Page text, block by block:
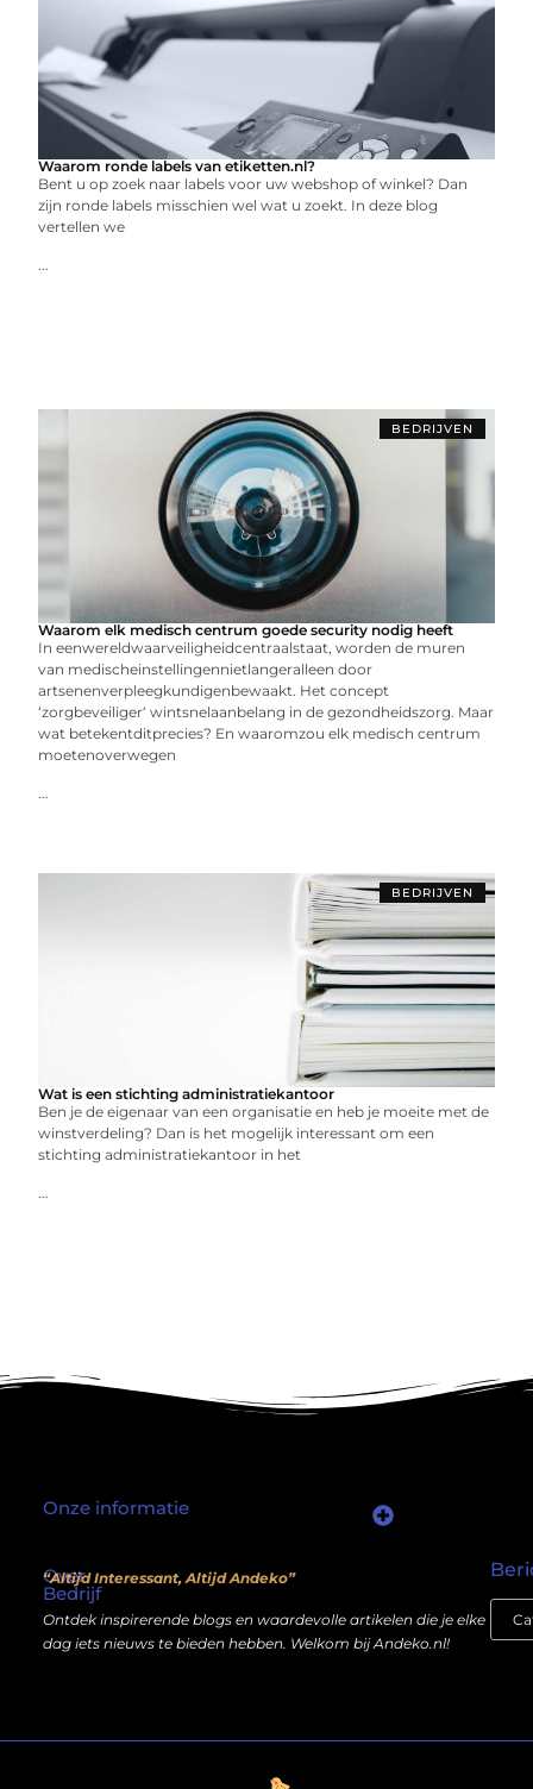
Waarom ronde labels van etiketten.nl?
Bent u op zoek naar labels voor uw webshop of winkel? Dan
zijn ronde labels misschien wel wat u zoekt. In deze blog
vertellen we
...
BEDRIJVEN
Waarom elk medisch centrum goede security nodig heeft
In eenwereldwaarveiligheidcentraalstaat, worden de muren
van medischeinstellingennietlangeralleen door
artsenenverpleegkundigenbewaakt. Het concept
‘zorgbeveiliger‘ wintsnelaanbelang in de gezondheidszorg. Maar
wat betekentditprecies? En waaromzou elk medisch centrum
moetenoverwegen
...
BEDRIJVEN
Wat is een stichting administratiekantoor
Ben je de eigenaar van een organisatie en heb je moeite met de
winstverdeling? Dan is het mogelijk interessant om een
stichting administratiekantoor in het
...
Over
Bedrijf
“Altijd Interessant, Altijd Andeko”
Ontdek inspirerende blogs en waardevolle artikelen die je elke
dag iets nieuws te bieden hebben. Welkom bij Andeko.nl!
Onze informatie